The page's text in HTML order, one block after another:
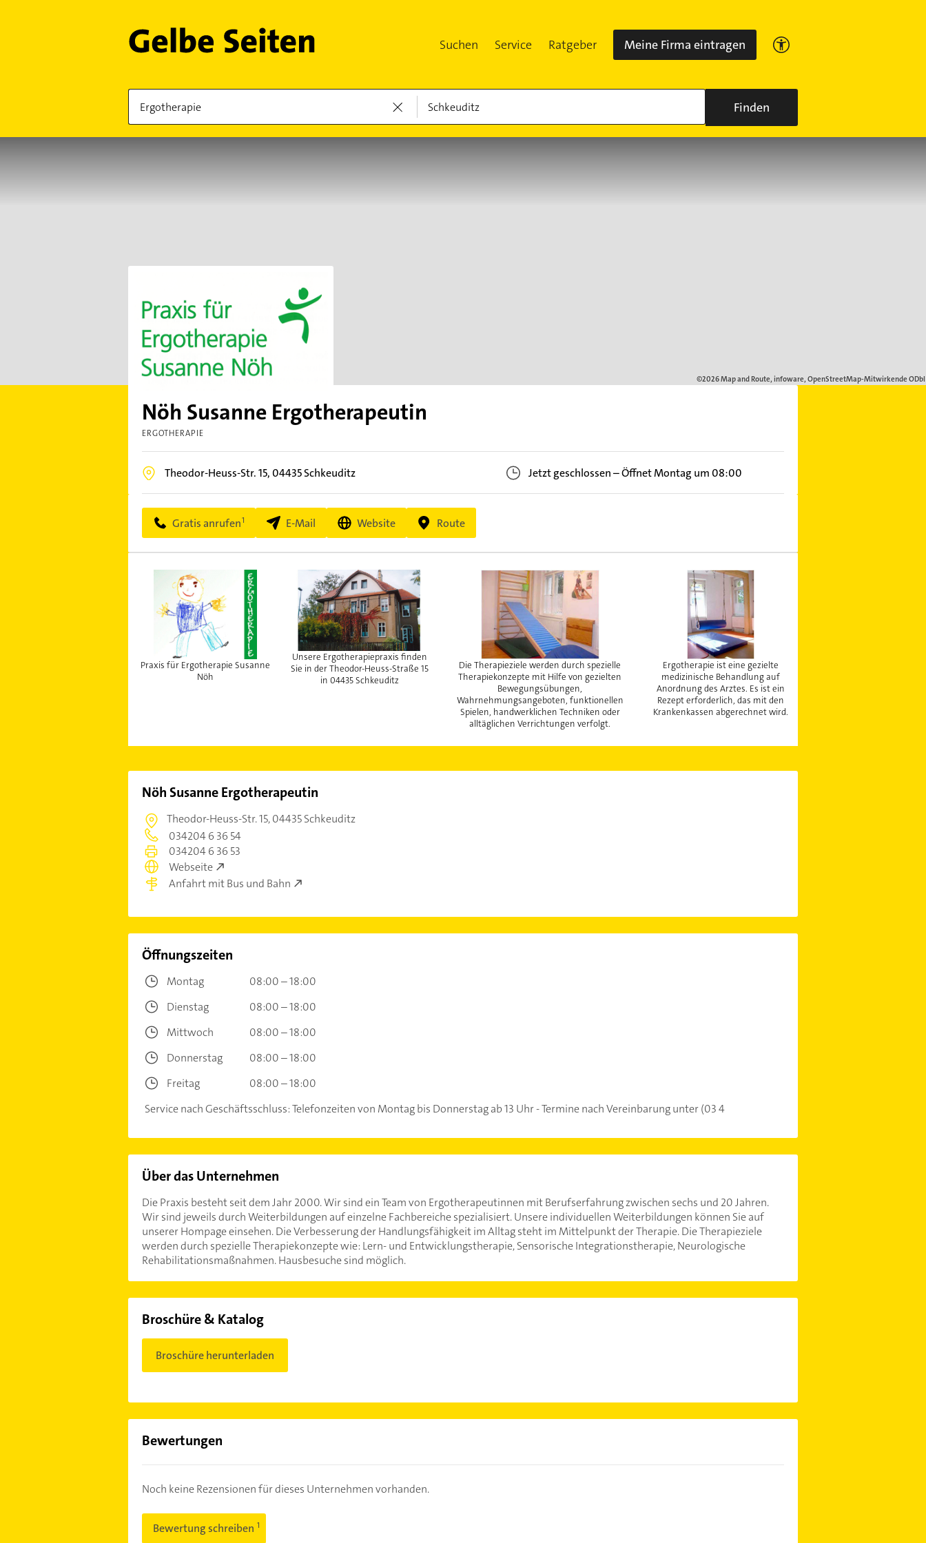
Suchen Service Ratgeber Meine Firma eintragen
Finden
Nöh Susanne Ergotherapeutin
ERGOTHERAPIE
Theodor-Heuss-Str. 15,04435Schkeuditz Jetzt geschlossen–Öffnet Montag um 08:00
Gratis anrufen E-Mail Website Route
Praxis für Ergotherapie Susanne
Nöh
Unsere Ergotherapiepraxis finden
Sie in der Theodor-Heuss-Straße 15
in 04435 Schkeuditz
Die Therapieziele werden durch spezielle
Therapiekonzepte mit Hilfe von gezielten
Bewegungsübungen,
Wahrnehmungsangeboten, funktionellen
Spielen, handwerklichen Techniken oder
alltäglichen Verrichtungen verfolgt.
Ergotherapie ist eine gezielte
medizinische Behandlung auf
Anordnung des Arztes. Es ist ein
Rezept erforderlich, das mit den
Krankenkassen abgerechnet wird.
Nöh Susanne Ergotherapeutin
Theodor-Heuss-Str. 15,04435 Schkeuditz
034204 6 36 54
034204 6 36 53
Webseite
Anfahrt mit Bus und Bahn
Öffnungszeiten
Montag
08:00 – 18:00
Dienstag
08:00 – 18:00
Mittwoch
08:00 – 18:00
Donnerstag
08:00 – 18:00
Freitag
08:00 – 18:00
Service nach Geschäftsschluss: Telefonzeiten von Montag bis Donnerstag ab 13 Uhr - Termine nach Vereinbarung unter (03 4
Über das Unternehmen
Die Praxis besteht seit dem Jahr 2000. Wir sind ein Team von Ergotherapeutinnen mit Berufserfahrung zwischen sechs und 20 Jahren.
Wir sind jeweils durch Weiterbildungen auf einzelne Fachbereiche spezialisiert. Unsere individuellen Weiterbildungen können Sie auf
unserer Hompage einsehen. Die Verbesserung der Handlungsfähigkeit im Alltag steht im Mittelpunkt der Therapie. Die Therapieziele
werden durch spezielle Therapiekonzepte wie: Lern- und Entwicklungstherapie, Sensorische Integrationstherapie, Neurologische
Rehabilitationsmaßnahmen. Hausbesuche sind möglich.
Broschüre & Katalog
Broschüre herunterladen
Bewertungen
Noch keine Rezensionen für dieses Unternehmen vorhanden.
Bewertung schreiben